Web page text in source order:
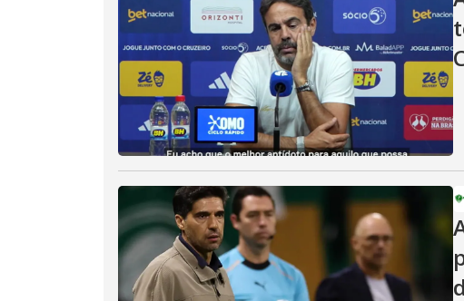
i
e